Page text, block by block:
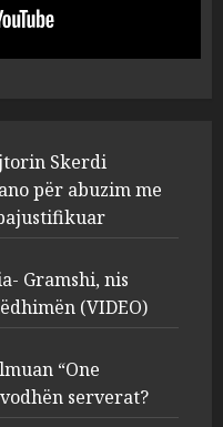
Nano për
fondet publike dhe
pajustifikuar
nis
penal për Koço
(VIDEO)
të maskuar
Albania”,
fsheh. A u vodhën
Skerdi
për abuzim me
Gramshi, nis
(VIDEO)
“One
serverat?